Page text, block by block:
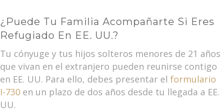
¿Puede Tu Familia Acompañarte Si Eres
Refugiado En EE. UU.?
Tu cónyuge y tus hijos solteros menores de 21 años
que vivan en el extranjero pueden reunirse contigo
en EE. UU. Para ello, debes presentar el formulario
I-730 en un plazo de dos años desde tu llegada a EE.
UU.